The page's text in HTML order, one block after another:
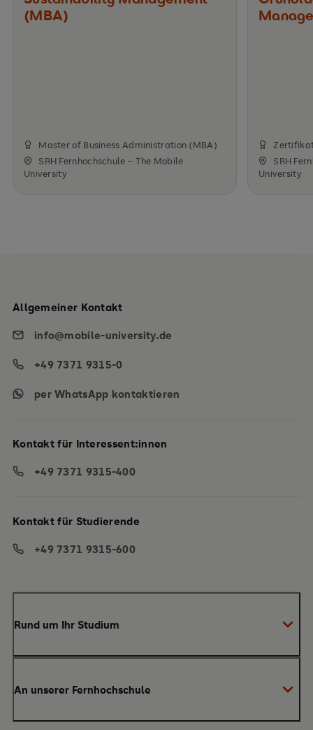
(MBA)
Master of Business Administration (MBA)
SRH Fernhochschule – The Mobile
University
SRH
University
Rund um Ihr Studium
Anrechnung von Vorleistungen
Studienberatung
An unserer Fernhochschule
Allgemeiner Kontakt
info@mobile-university.de
+49 7371 9315-0
per WhatsApp kontaktieren
Kontakt für Interessent:innen
+49 7371 9315-400
Kontakt für Studierende
+49 7371 9315-600